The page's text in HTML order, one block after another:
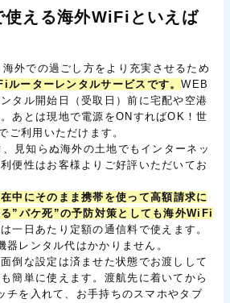
使える海外WiFiといえば
海外での過ごし方をより充実させるため
ルーターレンタルサービスです。WEB
タル開始日（受取日）前に宅配や空港
あとは現地で電源をONすればOK！世
ご利用いただけます。
見知らぬ海外の土地でもインターネッ
便性はお客様よりご好評いただいてお
中にそのまま携帯を使って高額請求に
”パケ死”の予防対策としても海外WiFi
一日あたり定額の通信料で使えます。
レンタル代はかかりません。
倒な設定は済ませた状態でお渡しして
簡単に使えます。渡航先に着いてから
チを入れて、お手持ちのスマホやタブ